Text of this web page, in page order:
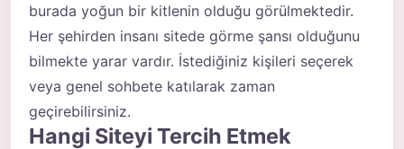
burada yoğun bir kitlenin olduğu görülmektedir.
Her şehirden insanı sitede görme şansı olduğunu
bilmekte yarar vardır. İstediğiniz kişileri seçerek
veya genel sohbete katılarak zaman
geçirebilirsiniz.
Hangi Siteyi Tercih Etmek